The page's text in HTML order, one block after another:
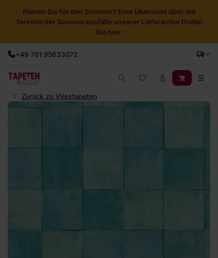
Planen Sie für den Sommer? Eine Übersicht über die
Termine der Sommerausfälle unserer Lieferanten finden
Sie hier.
+49 781 95633072
Zurück zu Vliestapeten